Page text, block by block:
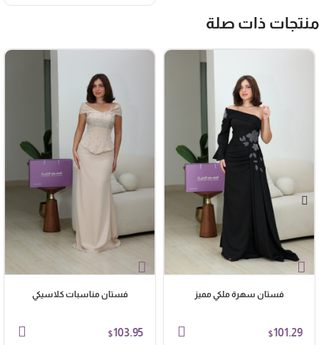
ذات صلة
فستان سهرة ملكي مميز
$101.29
فستان مناسبات كلاسيكي
$103.95